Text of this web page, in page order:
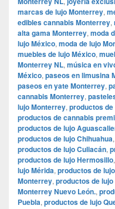
marcas de lujo Monterrey,
edibles cannabis Monterrey,
alta gama Monterrey, moda
lujo México, moda de lujo
muebles de lujo México,
Monterrey NL, música en
México, paseos en limusina
paseos en yate Monterrey,
cannabis Monterrey,
lujo Monterrey, productos
productos de cannabis
productos de lujo
productos de lujo Chihuahua,
productos de lujo Culiacán,
productos de lujo Hermosillo,
lujo Mérida, productos de
Monterrey, productos de
Monterrey Nuevo León.,
Puebla, productos de lujo